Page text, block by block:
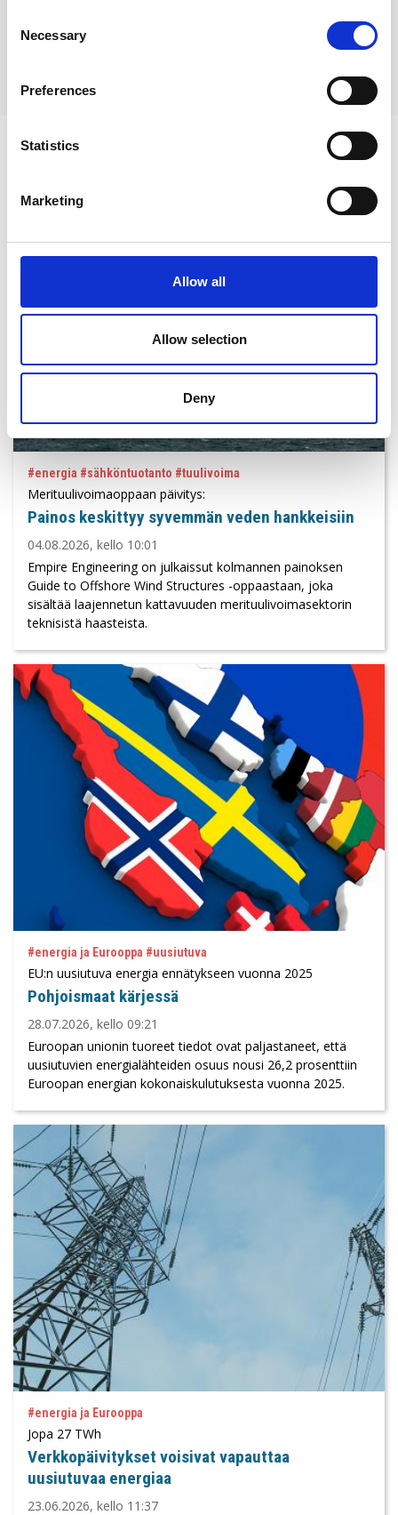
Selection
Necessary
Preferences
Statistics
Marketing
Allow all
Allow selection
Deny
Aiheeseen liittyvää
#energia #sähköntuotanto #tuulivoima
Merituulivoimaoppaan päivitys:
Painos keskittyy syvemmän veden hankkeisiin
04.08.2026, kello 10:01
Empire Engineering on julkaissut kolmannen painoksen
Guide to Offshore Wind Structures -oppaastaan, joka
sisältää laajennetun kattavuuden merituulivoimasektorin
teknisistä haasteista.
#energia ja Eurooppa #uusiutuva
EU:n uusiutuva energia ennätykseen vuonna 2025
Pohjoismaat kärjessä
28.07.2026, kello 09:21
Euroopan unionin tuoreet tiedot ovat paljastaneet, että
uusiutuvien energialähteiden osuus nousi 26,2 prosenttiin
Euroopan energian kokonaiskulutuksesta vuonna 2025.
#energia ja Eurooppa
Jopa 27 TWh
Verkkopäivitykset voisivat vapauttaa
uusiutuvaa energiaa
23.06.2026, kello 11:37